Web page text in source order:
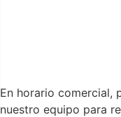
En horario comercial,
nuestro equipo para